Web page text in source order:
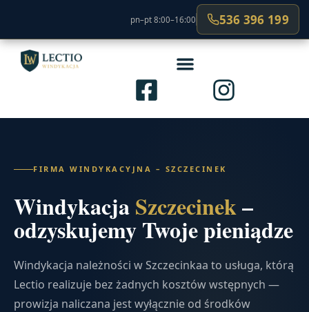
pn–pt 8:00–16:00 536 396 199
FIRMA WINDYKACYJNA – SZCZECINEK
WindykacjaSzczecinek–
odzyskujemy Twoje pieniądze
Windykacja należności w Szczecinkaa to usługa, którą
Lectio realizuje bez żadnych kosztów wstępnych —
prowizja naliczana jest wyłącznie od środków